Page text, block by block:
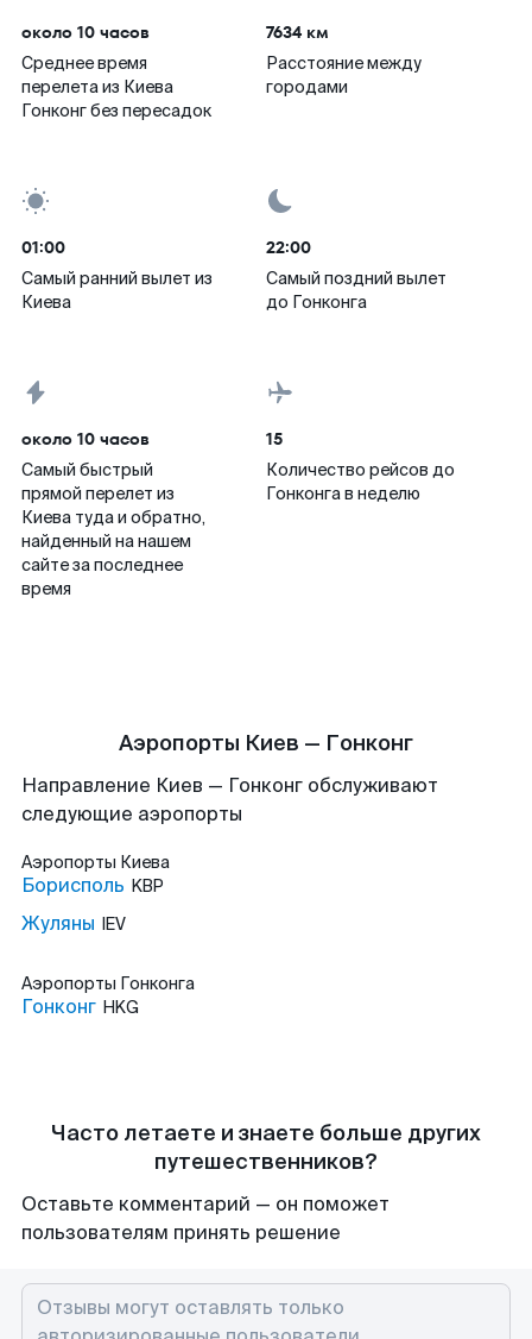
около 10 часов
Среднее время
перелета из Киева
Гонконг без пересадок
7634 км
Расстояние между
городами
01:00
Самый ранний вылет из
Киева
22:00
Самый поздний вылет
до Гонконга
около 10 часов
Самый быстрый
прямой перелет из
Киева туда и обратно,
найденный на нашем
сайте за последнее
время
15
Количество рейсов до
Гонконга в неделю
Аэропорты Киев — Гонконг
Направление Киев — Гонконг обслуживают
следующие аэропорты
Аэропорты Киева
Борисполь KBP
Жуляны IEV
Аэропорты Гонконга
Гонконг HKG
Часто летаете и знаете больше других
путешественников?
Оставьте комментарий — он поможет
пользователям принять решение